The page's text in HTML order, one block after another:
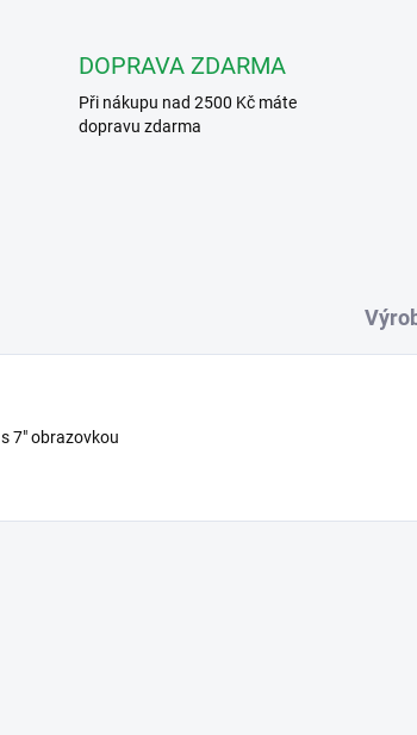
DOPRAVA ZDARMA
Při nákupu nad 2500 Kč máte
dopravu zdarma
7" obrazovkou